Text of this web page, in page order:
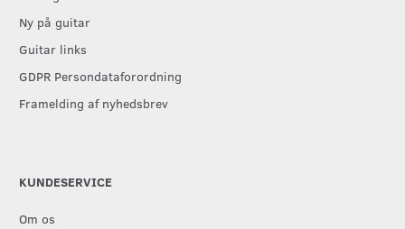
Ny på guitar
Guitar links
GDPR Persondataforordning
Framelding af nyhedsbrev
KUNDESERVICE
Om os